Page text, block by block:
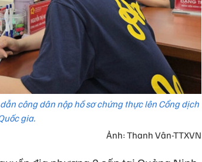
công dân nộp hồ sơ chứng thực lên Cổng dịch
gia.
Ảnh: Thanh Vân-TTXVN